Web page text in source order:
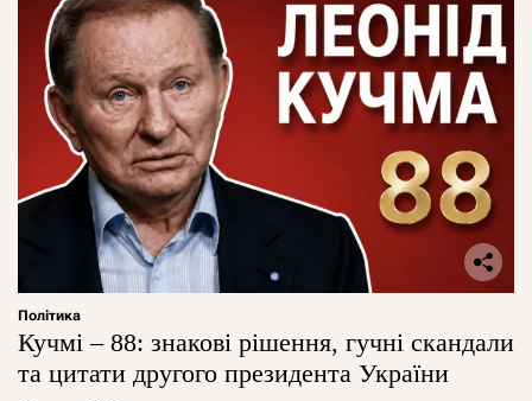
Політика
Кучмі – 88: знакові рішення, гучні скандали
та цитати другого президента України